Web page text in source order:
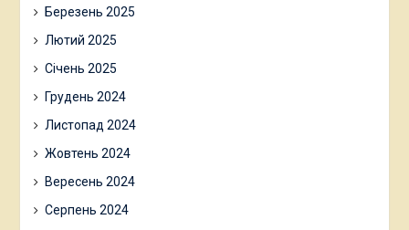
Березень 2025
Лютий 2025
Січень 2025
Грудень 2024
Листопад 2024
Жовтень 2024
Вересень 2024
Серпень 2024